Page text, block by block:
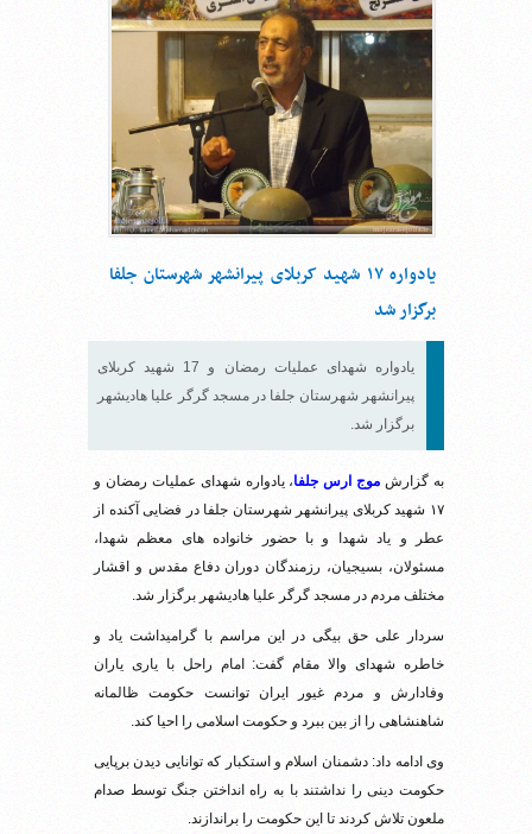
یادواره ۱۷ شهید کربلای پیرانشهر شهرستان جلفا
برگزار شد
یادواره شهدای عملیات رمضان و 17 شهید کربلای
پیرانشهر شهرستان جلفا در مسجد گرگر علیا هادیشهر
برگزار شد.
به گزارش موج ارس جلفا، یادواره شهدای عملیات رمضان و
۱۷ شهید کربلای پیرانشهر شهرستان جلفا در فضایی آکنده از
عطر و یاد شهدا و با حضور خانواده های معظم شهدا،
مسئولان، بسیجیان، رزمندگان دوران دفاع مقدس و اقشار
مختلف مردم در مسجد گرگر علیا هادیشهر برگزار شد.
سردار علی حق بیگی در این مراسم با گرامیداشت یاد و
خاطره شهدای والا مقام گفت: امام راحل با یاری یاران
وفادارش و مردم غیور ایران توانست حکومت ظالمانه
شاهنشاهی را از بین ببرد و حکومت اسلامی را احیا کند.
وی ادامه داد: دشمنان اسلام و استکبار که توانایی دیدن برپایی
حکومت دینی را نداشتند با به راه انداختن جنگ توسط صدام
ملعون تلاش کردند تا این حکومت را براندازند.